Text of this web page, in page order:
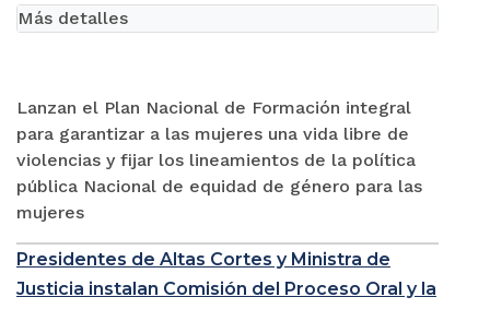
Lanzan el Plan Nacional de Formación integral
para garantizar a las mujeres una vida libre de
violencias y fijar los lineamientos de la política
pública Nacional de equidad de género para las
mujeres
Más detalles
Presidentes de Altas Cortes y Ministra de
Justicia instalan Comisión del Proceso Oral y la